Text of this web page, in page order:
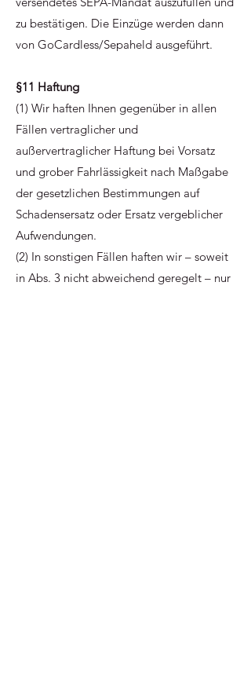
zu bestätigen. Die Einzüge werden dann
von GoCardless/Sepaheld ausgeführt.
§11 Haftung
(1) Wir haften Ihnen gegenüber in allen
Fällen vertraglicher und
außervertraglicher Haftung bei Vorsatz
und grober Fahrlässigkeit nach Maßgabe
der gesetzlichen Bestimmungen auf
Schadensersatz oder Ersatz vergeblicher
Aufwendungen.
(2) In sonstigen Fällen haften wir – soweit
in Abs. 3 nicht abweichend geregelt – nur